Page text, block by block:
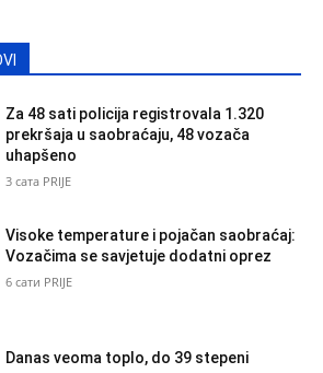
Za 48 sati policija registrovala 1.320
prekršaja u saobraćaju, 48 vozača
uhapšeno
3 сата PRIJE
Visoke temperature i pojačan saobraćaj:
Vozačima se savjetuje dodatni oprez
6 сати PRIJE
Danas veoma toplo, do 39 stepeni